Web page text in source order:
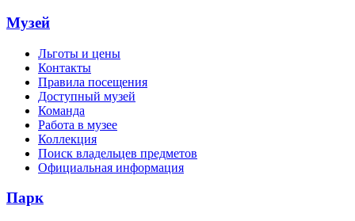
Музей
Льготы и цены
Контакты
Правила посещения
Доступный музей
Команда
Работа в музее
Коллекция
Поиск владельцев предметов
Официальная информация
Парк